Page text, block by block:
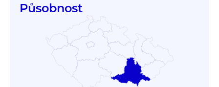
Působnost